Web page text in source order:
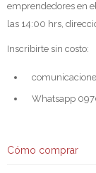
emprendedores en
las 14:00 hrs,
Inscribirte sin costo:
Whatsapp
Cómo comprar